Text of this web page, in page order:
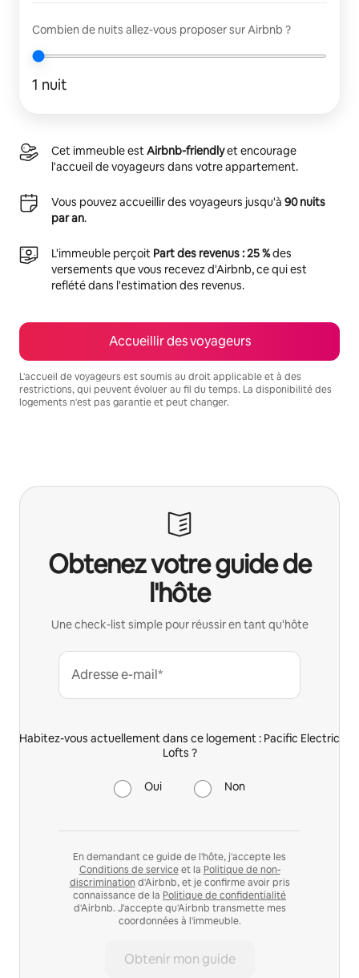
Combien de nuits allez-vous proposer sur Airbnb ?
1 nuit
Cet immeuble estAirbnb-friendlyet encourage
l'accueil de voyageurs dans votre appartement.
Vous pouvez accueillir des voyageurs jusqu'à 90 nuits
par an.
L'immeuble perçoit Part des revenus : 25 %des
versements que vous recevez d'Airbnb, ce qui est
reflété dans l'estimation des revenus.
Accueillir des voyageurs
L'accueil de voyageurs est soumis au droit applicable et à des
restrictions, qui peuvent évoluer au fil du temps. La disponibilité des
logements n'est pas garantie et peut changer.
Obtenez votre guide de
l'hôte
Une check-list simple pour réussir en tant qu'hôte
Adresse e-mail*
Habitez-vous actuellement dans ce logement : Pacific Electric
Lofts ?
Oui Non
En demandant ce guide de l'hôte, j'accepte les
Conditions de serviceet la Politique de non-
discrimination d'Airbnb, et je confirme avoir pris
connaissance de la Politique de confidentialité
d'Airbnb. J'accepte qu'Airbnb transmette mes
coordonnées à l'immeuble.
Obtenir mon guide